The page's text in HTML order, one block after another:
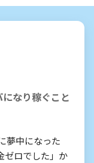
なり稼ぐこと
夢中になった
ゼロでした」か